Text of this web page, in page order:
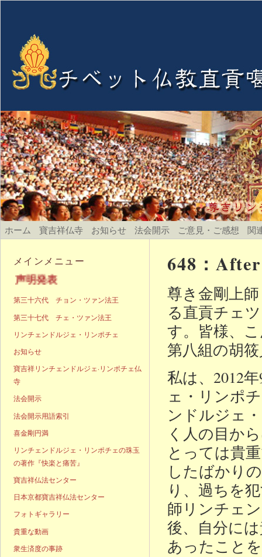
ホーム 寶吉祥仏寺 お知らせ 法会開示 ご意見・ご感想 関
648：
尊き金剛上
る直貢チェ
す。皆様、
第八組の胡
私は、2012
ェ・リンポ
ンドルジェ
く人の目か
とっては貴
したばかり
り、過ちを
師リンチェ
後、自分に
あったこと
メインメニュー
第三十六代 チョン・ツァン法王
第三十七代 チェ・ツァン法王
リンチェンドルジェ・リンポチェ
お知らせ
寶吉祥リンチェンドルジェ·リンポチェ仏
寺
法会開示
法会開示用語索引
喜金剛円満
リンチェンドルジェ・リンポチェの珠玉
の著作『快楽と痛苦』
寶吉祥仏法センター
日本京都寶吉祥仏法センター
フォトギャラリー
貴重な動画
衆生済度の事跡